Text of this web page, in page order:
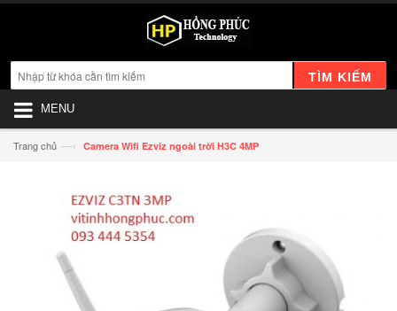
TÌM KIẾM
MENU
Trang chủ —› Camera Wifi Ezviz ngoài trời H3C 4MP